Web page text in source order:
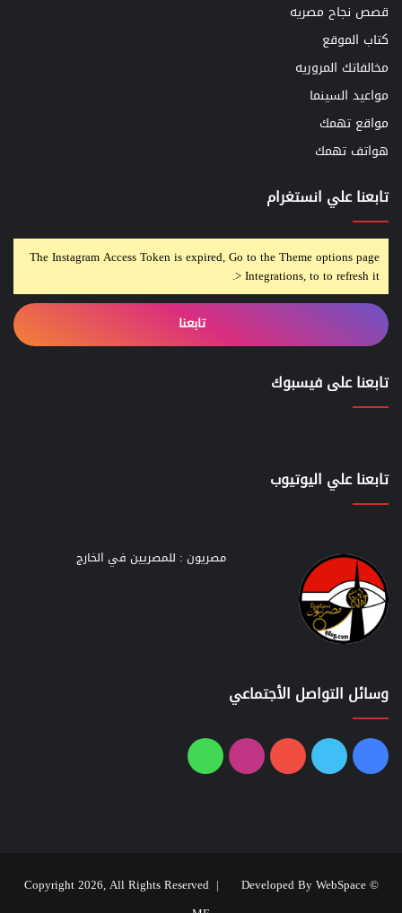
قصص نجاح مصريه
كتاب الموقع
مخالفاتك المروريه
مواعيد السينما
مواقع تهمك
هواتف تهمك
تابعنا علي انستغرام
The Instagram Access Token is expired, Go to the Theme options page
> Integrations, to to refresh it.
تابعنا
تابعنا على فيسبوك
تابعنا علي اليوتيوب
مصريون : للمصريين في الخارج
وسائل التواصل الأجتماعي
فيسبوك
تويتر يوتيوبانستقرامواتساب
© Copyright 2026, All Rights Reserved |
Developed By WebSpace